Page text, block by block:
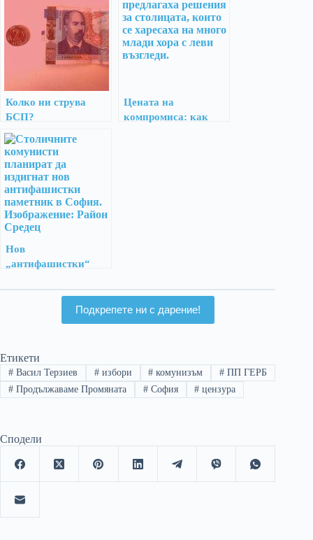
Колко ни струва
БСП?
Цената на
компромиса: как
Нов
„антифашистки“
Подкрепете ни с дарение!
Етикети
#Васил Терзиев #избори # комунизъм # ПП ГЕРБ
#Продължаваме Промяната #София # цензура
Сподели